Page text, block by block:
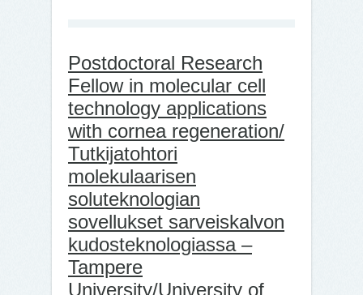
Postdoctoral Research
Fellow in molecular cell
technology applications
with cornea regeneration/
Tutkijatohtori
molekulaarisen
soluteknologian
sovellukset sarveiskalvon
kudosteknologiassa –
Tampere
University/University of